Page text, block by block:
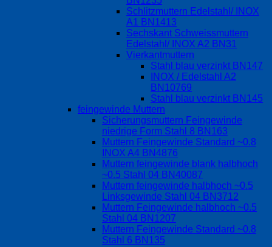
Schlitzmuttern Edelstahl/ INOX
A1 BN1413
Sechskant Schweissmuttern
Edelstahl/ INOX A2 BN31
Vierkantmuttern
Stahl blau verzinkt BN147
INOX / Edelstahl A2
BN10769
Stahl blau verzinkt BN145
feingewinde Muttern
Sicherungsmuttern Feingewinde
niedrige Form Stahl 8 BN163
Muttern Feingewinde Standard ~0.8
INOX A4 BN4876
Muttern feingewinde blank halbhoch
~0.5 Stahl 04 BN40087
Muttern feingewinde halbhoch ~0.5
Linksgewinde Stahl 04 BN3712
Muttern Feingewinde halbhoch ~0.5
Stahl 04 BN1207
Muttern Feingewinde Standard ~0.8
Stahl 6 BN135